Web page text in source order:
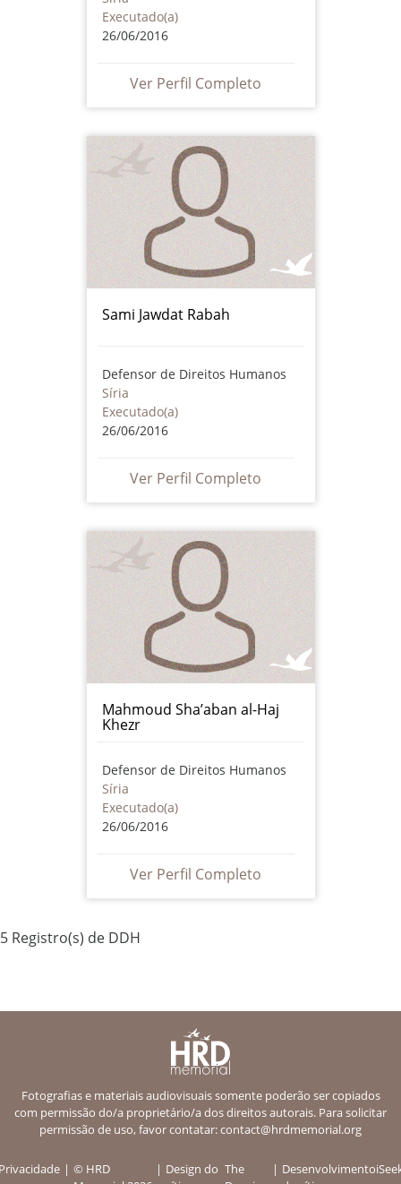
Executado(a)
26/06/2016
Ver Perfil Completo
Sami Jawdat Rabah
Defensor de Direitos Humanos
Síria
Executado(a)
26/06/2016
Ver Perfil Completo
Mahmoud Sha’aban al-Haj
Khezr
Defensor de Direitos Humanos
Síria
Executado(a)
26/06/2016
Ver Perfil Completo
5 Registro(s) de DDH
Fotografias e materiais audiovisuais somente poderão ser copiados
com permissão do/a proprietário/a dos direitos autorais. Para solicitar
permissão de uso, favor contatar:contact@hrdmemorial.org
© HRD
Design do The
Desenvolvimento